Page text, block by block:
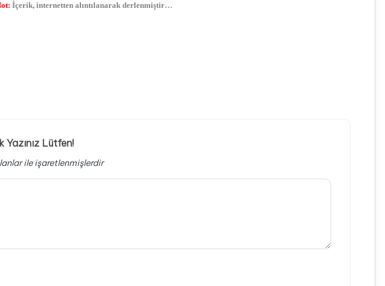
İçerik, internetten alıntılanarak derlenmiştir…
Yazınız Lütfen!
ile işaretlenmişlerdir